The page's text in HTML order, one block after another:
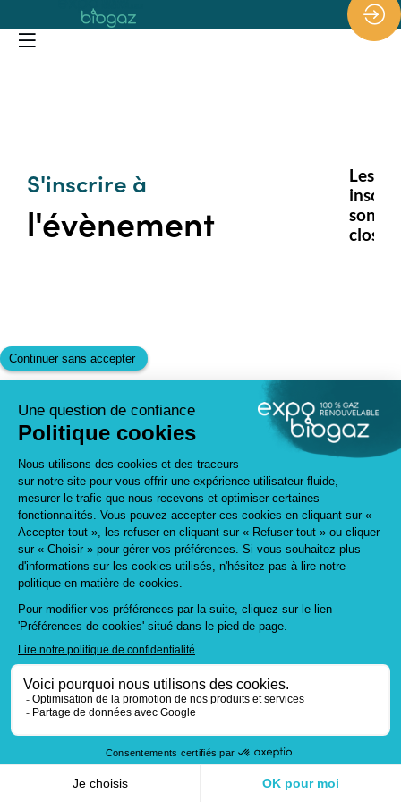
S'inscrire à
l'évènement
Les
sont
closes.
JE M'ABONNE A LA
NEWSLETTER !
LE
SALON
A propos
Retour sur
2026
engagements
Besoin d'aide ?